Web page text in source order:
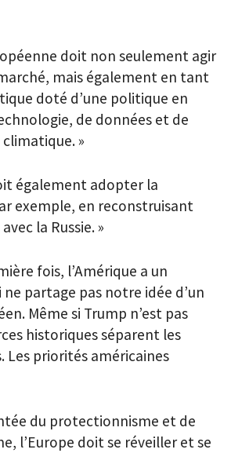
doit non seulement agir
mais également en tant
doté d’une politique en
de données et de
»
également adopter la
exemple, en reconstruisant
la Russie. »
fois, l’Amérique a un
partage pas notre idée d’un
Même si Trump n’est pas
historiques séparent les
Les priorités américaines
du protectionnisme et de
l’Europe doit se réveiller et se